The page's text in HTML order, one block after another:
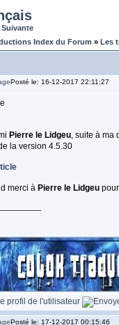
Suivante
Index du Forum » Les
Posté le: 16-12-2017 22:11:27
Pierre le Lidgeu, suite à ma
la version 4.5.30
merci à Pierre le Lidgeupour
Posté le: 17-12-2017 00:15:46